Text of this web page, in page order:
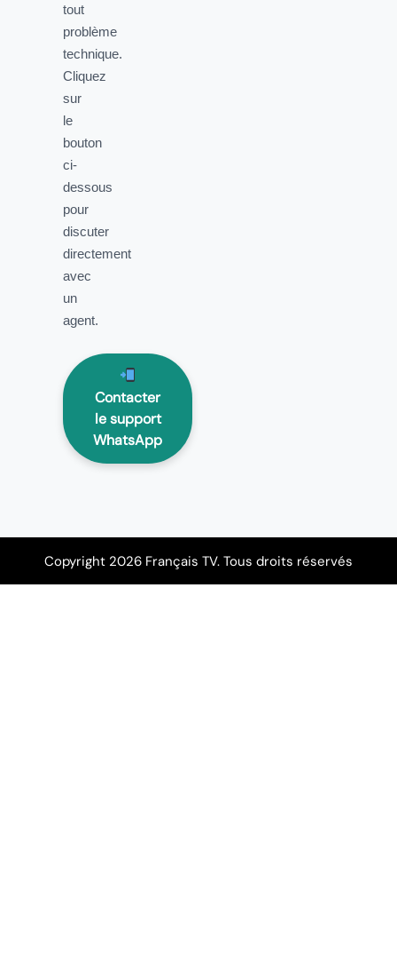
tout
problème
technique.
Cliquez
sur
le
bouton
ci-
dessous
pour
discuter
directement
avec
un
agent.
Contacter
le support
WhatsApp
Copyright 2026 Français TV. Tous droits réservés